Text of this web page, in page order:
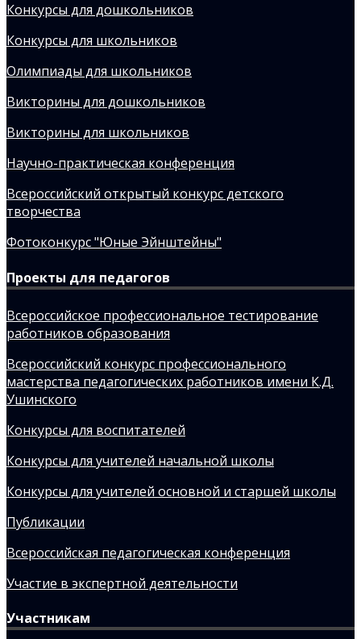
Конкурсы для дошкольников
Конкурсы для школьников
Олимпиады для школьников
Викторины для дошкольников
Викторины для школьников
Научно-практическая конференция
Всероссийский открытый конкурс детского
творчества
Фотоконкурс "Юные Эйнштейны"
Проекты для педагогов
Всероссийское профессиональное тестирование
работников образования
Всероссийский конкурс профессионального
мастерства педагогических работников имени К.Д.
Ушинского
Конкурсы для воспитателей
Конкурсы для учителей начальной школы
Конкурсы для учителей основной и старшей школы
Публикации
Всероссийская педагогическая конференция
Участие в экспертной деятельности
Участникам